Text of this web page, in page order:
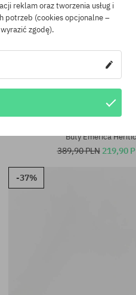
Buty Emerica Heritic
389,90 PLN 219,90
-37%
reklam oraz tworzenia usług i
potrzeb (cookies opcjonalne –
zgodę).